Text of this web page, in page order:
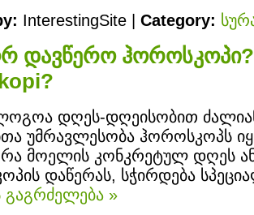
InterestingSite | Category:
დავწერო ჰოროსკოპი?
დღეს-დღეისობით
უმრავლესობა ჰოროსკოპს
მოელის კონკრეტულ დღეს ან
დაწერას, სჭირდება
გაგრძელება »